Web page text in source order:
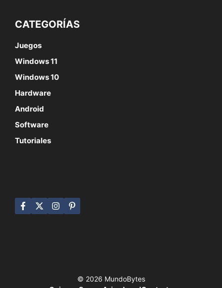
CATEGORÍAS
Juegos
Windows 11
Windows 10
Hardware
Android
Software
Tutoriales
© 2026 MundoBytes